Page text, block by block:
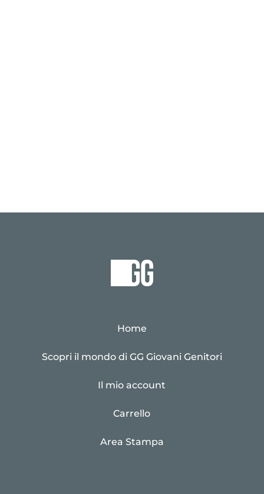
Home
Scopri il mondo di GG Giovani Genitori
Il mio account
Carrello
Area Stampa